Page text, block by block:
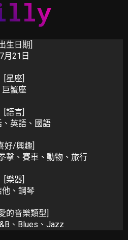
生日期]
7月21日
[星座]
巨蟹座
[語言]
、英語、國語
好/興趣]
擊、賽車、動物、旅行
[樂器]
他、鋼琴
的音樂類型]
、Blues、Jazz